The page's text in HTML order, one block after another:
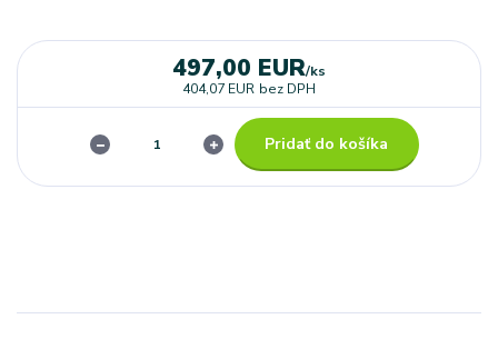
497,00 EUR/ks
404,07 EUR bez DPH
Pridať do košíka